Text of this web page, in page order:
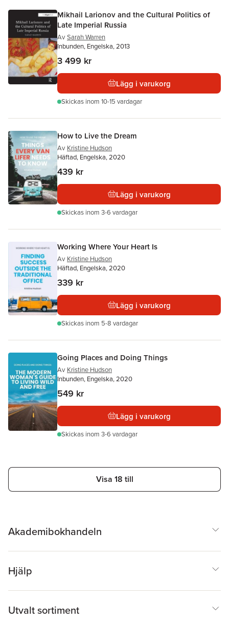
Mikhail Larionov and the Cultural Politics of
Late Imperial Russia
Av Sarah Warren
Inbunden, Engelska, 2013
3 499 kr
Lägg i varukorg
Skickas inom 10-15 vardagar
How to Live the Dream
Av Kristine Hudson
Häftad, Engelska, 2020
439 kr
Lägg i varukorg
Skickas inom 3-6 vardagar
Working Where Your Heart Is
Av Kristine Hudson
Häftad, Engelska, 2020
339 kr
Lägg i varukorg
Skickas inom 5-8 vardagar
Going Places and Doing Things
Av Kristine Hudson
Inbunden, Engelska, 2020
549 kr
Lägg i varukorg
Skickas inom 3-6 vardagar
Visa 18 till
Akademibokhandeln
Hjälp
Utvalt sortiment